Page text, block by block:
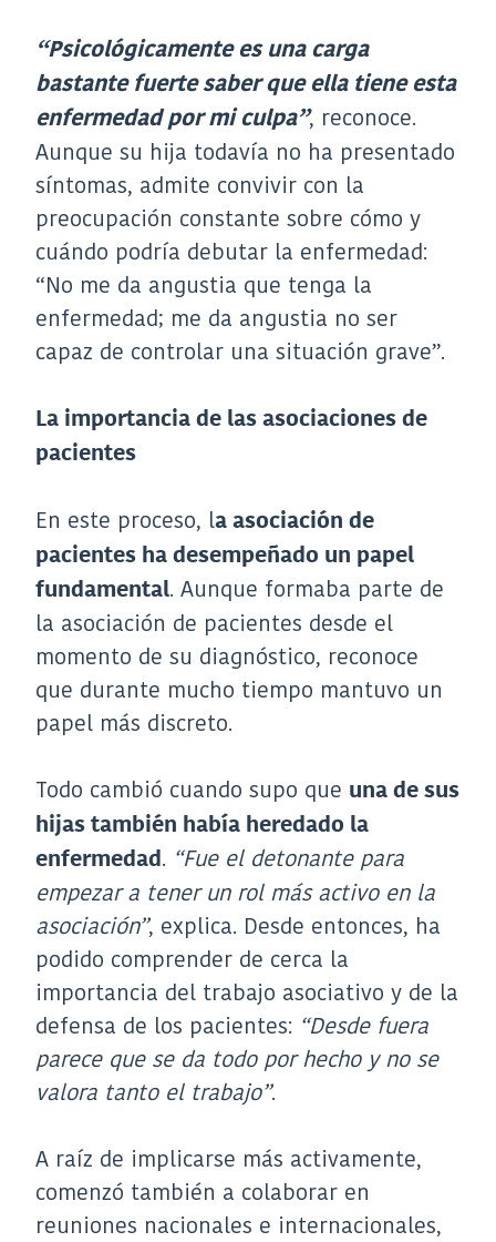
“Psicológicamente es una carga
bastante fuerte saber que ella tiene esta
enfermedad por mi culpa”, reconoce.
Aunque su hija todavía no ha presentado
síntomas, admite convivir con la
preocupación constante sobre cómo y
cuándo podría debutar la enfermedad:
“No me da angustia que tenga la
enfermedad; me da angustia no ser
capaz de controlar una situación grave”.
La importancia de las asociaciones de
pacientes
En este proceso, la asociación de
pacientes ha desempeñado un papel
fundamental. Aunque formaba parte de
la asociación de pacientes desde el
momento de su diagnóstico, reconoce
que durante mucho tiempo mantuvo un
papel más discreto.
Todo cambió cuando supo que una de sus
hijas también había heredado la
enfermedad. “Fue el detonante para
empezar a tener un rol más activo en la
asociación”, explica. Desde entonces, ha
podido comprender de cerca la
importancia del trabajo asociativo y de la
defensa de los pacientes: “Desde fuera
parece que se da todo por hecho y no se
valora tanto el trabajo”.
A raíz de implicarse más activamente,
comenzó también a colaborar en
reuniones nacionales e internacionales,